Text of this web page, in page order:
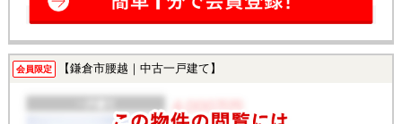
会員限定 【鎌倉市腰越｜中古一戸建て】